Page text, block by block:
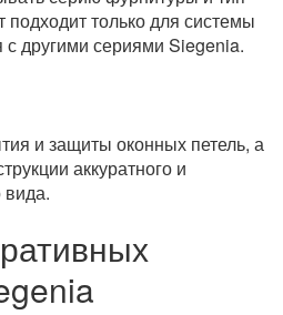
только для системы
с другими сериями Siegenia.
и защиты оконных петель, а
аккуратного и